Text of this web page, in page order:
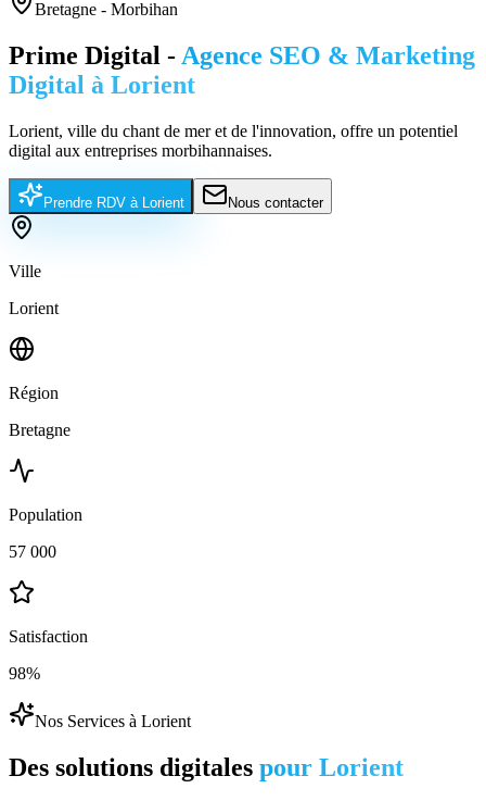
Bretagne - Morbihan
Prime Digital - Agence SEO & Marketing
Digital à Lorient
Lorient, ville du chant de mer et de l'innovation, offre un potentiel
digital aux entreprises morbihannaises.
Prendre RDV à Lorient Nous contacter
Ville
Lorient
Région
Bretagne
Population
57 000
Satisfaction
98%
Nos Services à Lorient
Des solutions digitales pour Lorient